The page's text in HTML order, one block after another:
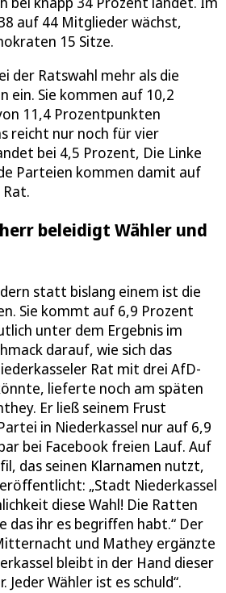
auf 44 Mitglieder wächst,
15 Sitze.
der Ratswahl mehr als die
ein. Sie kommen auf 10,2
11,4 Prozentpunkten
reicht nur noch für vier
bei 4,5 Prozent, Die Linke
Parteien kommen damit auf
beleidigt Wähler und
statt bislang einem ist die
Sie kommt auf 6,9 Prozent
unter dem Ergebnis im
darauf, wie sich das
Rat mit drei AfD-
lieferte noch am späten
Er ließ seinem Frust
in Niederkassel nur auf 6,9
bei Facebook freien Lauf. Auf
das seinen Klarnamen nutzt,
„Stadt Niederkassel
diese Wahl! Die Ratten
das ihr es begriffen habt.“ Der
und Mathey ergänzte
bleibt in der Hand dieser
Jeder Wähler ist es schuld“.